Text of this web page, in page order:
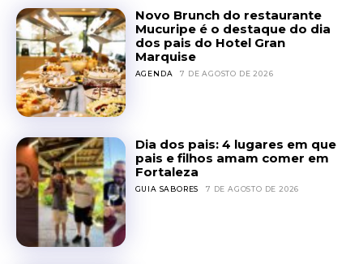
Novo Brunch do restaurante
Mucuripe é o destaque do dia
dos pais do Hotel Gran
Marquise
AGENDA 7 DE AGOSTO DE 2026
Dia dos pais: 4 lugares em que
pais e filhos amam comer em
Fortaleza
GUIA SABORES 7 DE AGOSTO DE 2026